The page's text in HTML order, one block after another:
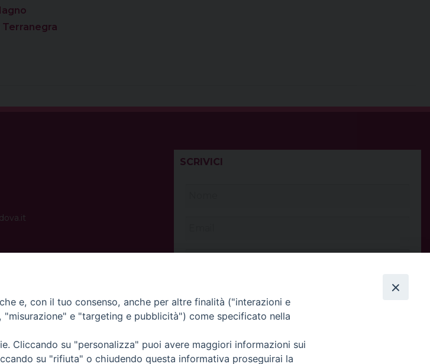
Terranegra
SCRIVICI
e, con il tuo consenso, anche per altre finalità ("interazioni e
e "targeting e pubblicità") come specificato nella
Cliccando su "personalizza" puoi avere maggiori informazioni sui
su "rifiuta" o chiudendo questa informativa proseguirai la